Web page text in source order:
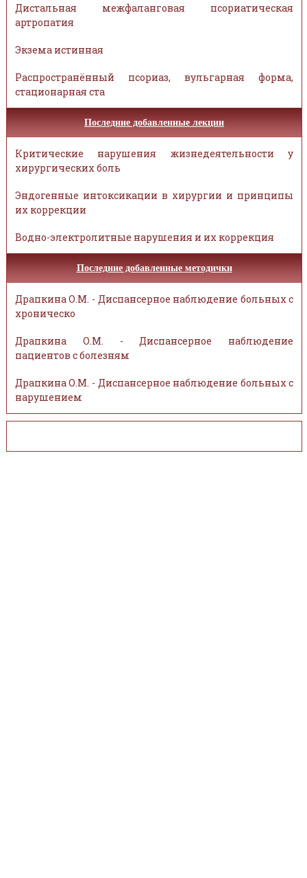
Дистальная межфаланговая псориатическая
артропатия
Экзема истинная
Распространённый псориаз, вульгарная форма,
стационарная ста
Последние добавленные лекции
Критические нарушения жизнедеятельности у
хирургических боль
Эндогенные интоксикации в хирургии и принципы
их коррекции
Водно-электролитные нарушения и их коррекция
Последние добавленные методички
Драпкина О.М. - Диспансерное наблюдение больных с
хроническо
Драпкина О.М. - Диспансерное наблюдение
пациентов с болезням
Драпкина О.М. - Диспансерное наблюдение больных с
нарушением